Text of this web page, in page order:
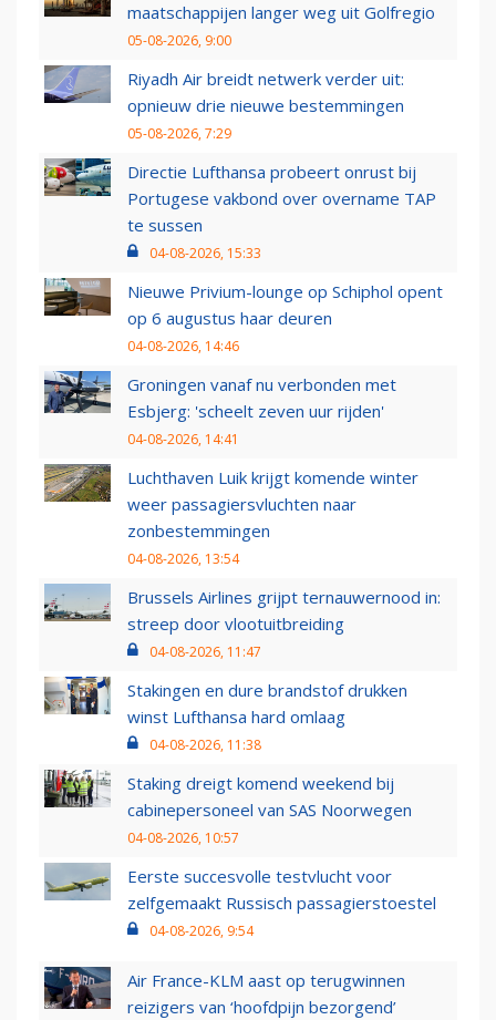
maatschappijen langer weg uit Golfregio
05-08-2026, 9:00
Riyadh Air breidt netwerk verder uit:
opnieuw drie nieuwe bestemmingen
05-08-2026, 7:29
Directie Lufthansa probeert onrust bij
Portugese vakbond over overname TAP
te sussen
04-08-2026, 15:33
Nieuwe Privium-lounge op Schiphol opent
op 6 augustus haar deuren
04-08-2026, 14:46
Groningen vanaf nu verbonden met
Esbjerg: 'scheelt zeven uur rijden'
04-08-2026, 14:41
Luchthaven Luik krijgt komende winter
weer passagiersvluchten naar
zonbestemmingen
04-08-2026, 13:54
Brussels Airlines grijpt ternauwernood in:
streep door vlootuitbreiding
04-08-2026, 11:47
Stakingen en dure brandstof drukken
winst Lufthansa hard omlaag
04-08-2026, 11:38
Staking dreigt komend weekend bij
cabinepersoneel van SAS Noorwegen
04-08-2026, 10:57
Eerste succesvolle testvlucht voor
zelfgemaakt Russisch passagierstoestel
04-08-2026, 9:54
Air France-KLM aast op terugwinnen
reizigers van ‘hoofdpijn bezorgend’